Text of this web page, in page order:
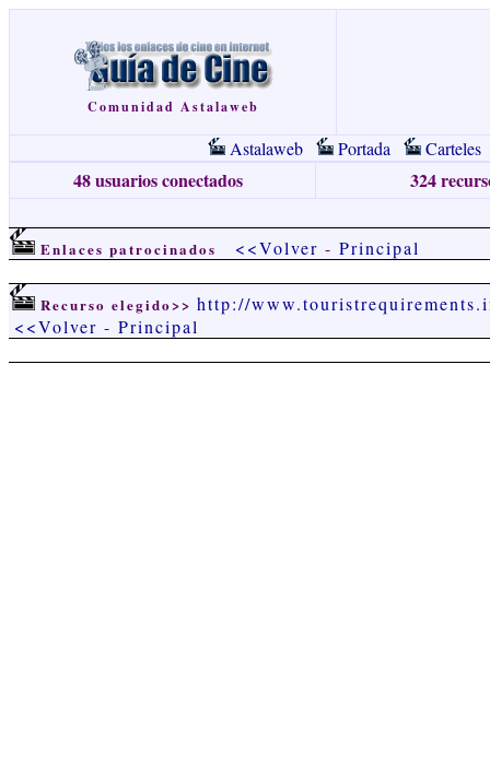
Comunidad Astalaweb
Astalaweb Portada Carteles
48 usuarios conectados 324
Enlaces patrocinados <<Volver - Principal
Recurso elegido>> http://
<<Volver - Principal